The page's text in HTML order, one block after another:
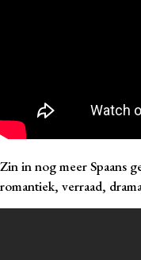
Zin in nog meer Spaans
romantiek, verraad,